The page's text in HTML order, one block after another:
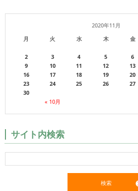
2020年11月
月
火 水 木 金
« 10月
2
3 4 5 6
9
10 11 12 13
16
17 18 19 20
23
24 25 26 27
30
サイト内検索